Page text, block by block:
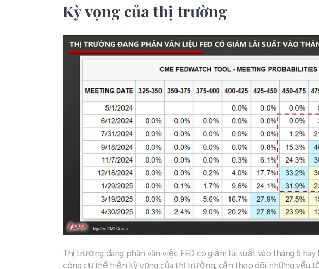
Kỳ vọng của thị trường
Thị trường đang phân vân việc FED có giảm lãi suất vào tháng 6